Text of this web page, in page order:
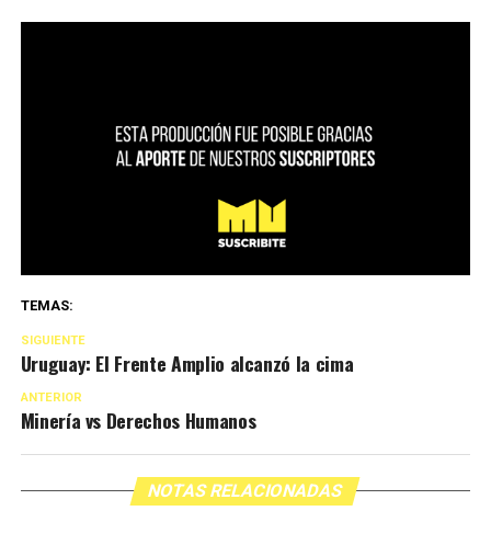
TEMAS:
SIGUIENTE
Uruguay: El Frente Amplio alcanzó la cima
ANTERIOR
Minería vs Derechos Humanos
NOTAS RELACIONADAS